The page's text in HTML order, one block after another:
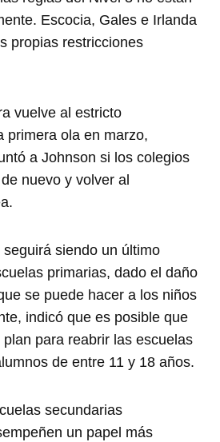
Escocia, Gales e Irlanda
propias restricciones
vuelve al estricto
primera ola en marzo,
a Johnson si los colegios
nuevo y volver al
siendo un último
primarias, dado el daño
se puede hacer a los niños
indicó que es posible que
para reabrir las escuelas
de entre 11 y 18 años.
secundarias
un papel más